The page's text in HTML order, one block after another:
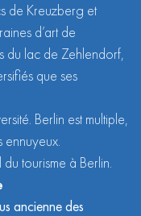
de Kreuzberg et
d’art de
du lac de Zehlendorf,
que ses
Berlin est multiple,
ennuyeux.
du tourisme à Berlin.
ancienne des